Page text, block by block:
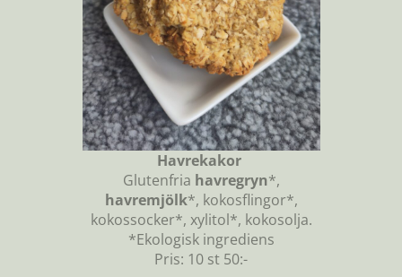
Havrekakor
Glutenfria havregryn*,
havremjölk*, kokosflingor*,
kokossocker*, xylitol*, kokosolja.
*Ekologisk ingrediens
Pris: 10 st 50:-